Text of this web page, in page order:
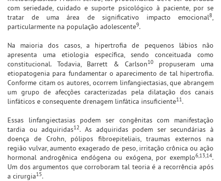
com seriedade, cuidado e suporte psicológico à paciente, por se
tratar de uma área de significativo impacto emocional8,
particularmente na população adolescente9.
Na maioria dos casos, a hipertrofia de pequenos lábios não
apresenta uma etiologia específica, sendo conceituada como
constitucional. Todavia, Barrett & Carlson10propuseram uma
etiopatogenia para fundamentar o aparecimento de tal hipertrofia.
Conforme citam os autores, ocorrem linfangiectasias, que abrangem
um grupo de afecções caracterizadas pela dilatação dos canais
linfáticos e consequente drenagem linfática insuficiente11.
Essas linfangiectasias podem ser congênitas com manifestação
tardia ou adquiridas12. As adquiridas podem ser secundárias à
doença de Crohn, pólipos fibroepiteliais, traumas externos na
região vulvar, aumento exagerado de peso, irritação crônica ou ação
hormonal androgênica endógena ou exógena, por exemplo6,13,14.
Um dos argumentos que corroboram tal teoria é a recorrência após
a cirurgia15.